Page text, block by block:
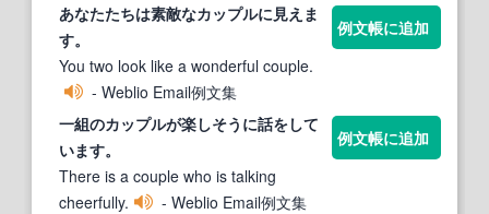
あなたたちは素敵なカップルに見えま
す。
You two look like a wonderful couple.
- Weblio Email例文集
例文帳に追加
一組のカップルが楽しそうに話をして
います。
There is a couple who is talking
cheerfully.
- Weblio Email例文集
例文帳に追加